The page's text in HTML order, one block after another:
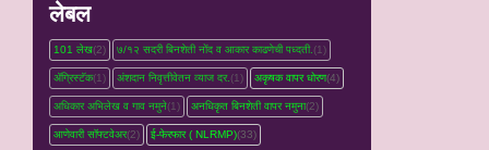
लेबल
101 लेख(2) ७/१२ सदरी बिनशेती नोंद व आकार काढणेची पध्दती. (1)
ॲग्रिस्टॅक(1) अंशदान निवृत्तीवेतन व्‍याज दर. (1) अकृषक वापर धोरण(4)
अधिकार अभिलेख व गाव नमुने(1) अनधिकृत बिनशेती वापर नमुना(2)
आणेवारी सॉफ्टवेअर(2) ई-फेरफार ( NLRMP)(33)